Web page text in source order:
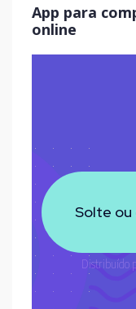
App para
online